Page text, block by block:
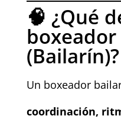
🧠 ¿Qué
(Bailarín)?
Un boxeador
coordinación,